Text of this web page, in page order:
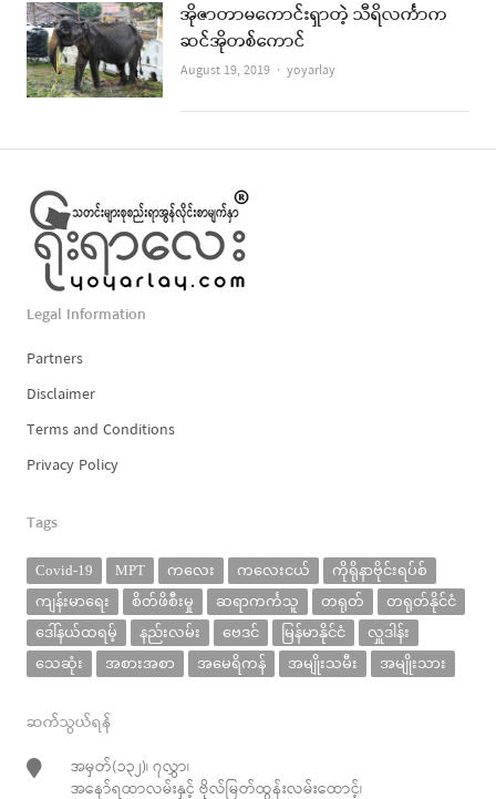
အိုဇာတာမကောင်းရှာတဲ့ သီရိလင်္ကာက
ဆင်အိုတစ်ကောင်
August 19, 2019 Author
yoyarlay
Legal Information
Partners
Disclaimer
Terms and Conditions
Privacy Policy
Tags
Covid-19 MPT ကလေး ကလေးငယ်
ကိုရိုနာဗိုင်းရပ်စ်
ကျန်းမာရေး
စိတ်ဖိစီးမှု ဆရာကင်္ကသူ တရုတ်
တရုတ်နိုင်ငံ
ဒေါ်နယ်ထရမ့်
နည်းလမ်း ဗေဒင် မြန်မာနိုင်ငံ
လှူဒါန်း
သေဆုံး
အစားအစာ အမေရိကန် အမျိုးသမီး အမျိုးသား
ဆက်သွယ်ရန်
အမှတ်(၁၃၂)၊ ၇လွှာ၊
အနော်ရထာလမ်းနှင့် ဗိုလ်မြတ်ထွန်းလမ်းထောင့်၊